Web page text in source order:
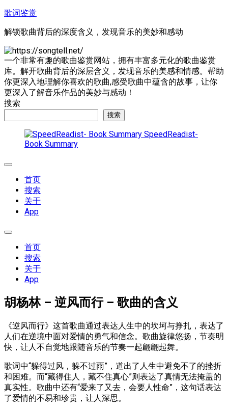
跳
内
容
歌词鉴赏
解锁歌曲背后的深度含义，发现音乐的美妙和感动
一个非常有趣的歌曲鉴赏网站，拥有丰富多元化的歌曲鉴赏
库。解开歌曲背后的深层含义，发现音乐的美感和情感。帮助
你更深入地理解你喜欢的歌曲,感受歌曲中蕴含的故事，让你
更深入了解音乐作品的美妙与感动！
搜索
搜索
SpeedReadist-
Book Summary
展
首页
搜索
关于
App
展
首页
搜索
关于
App
胡杨林 – 逆风而行 – 歌曲的含义
《逆风而行》这首歌曲通过表达人生中的坎坷与挣扎，表达了
人们在逆境中面对爱情的勇气和信念。歌曲旋律悠扬，节奏明
快，让人不自觉地跟随音乐的节奏一起翩翩起舞。
歌词中“躲得过风，躲不过雨”，道出了人生中避免不了的挫折
和困难。而“藏得住人，藏不住真心”则表达了真情无法掩盖的
真实性。歌曲中还有“爱来了又去，会要人性命”，这句话表达
了爱情的不易和珍贵，让人深思。